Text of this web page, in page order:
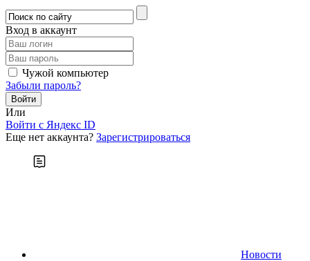
Вход в аккаунт
Чужой компьютер
Забыли пароль?
Или
Войти c Яндекс ID
Еще нет аккаунта? Зарегистрироваться
Новости